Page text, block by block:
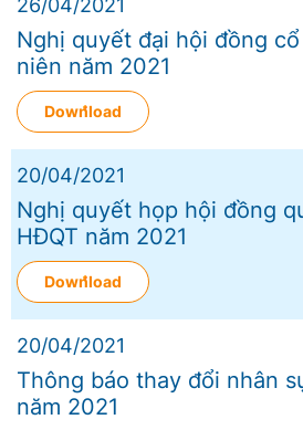
26/04/2021
Nghị quyết đại hội đồng
niên năm 2021
Download
20/04/2021
Nghị quyết họp hội đồng
HĐQT năm 2021
Download
20/04/2021
Thông báo thay đổi nhân
năm 2021